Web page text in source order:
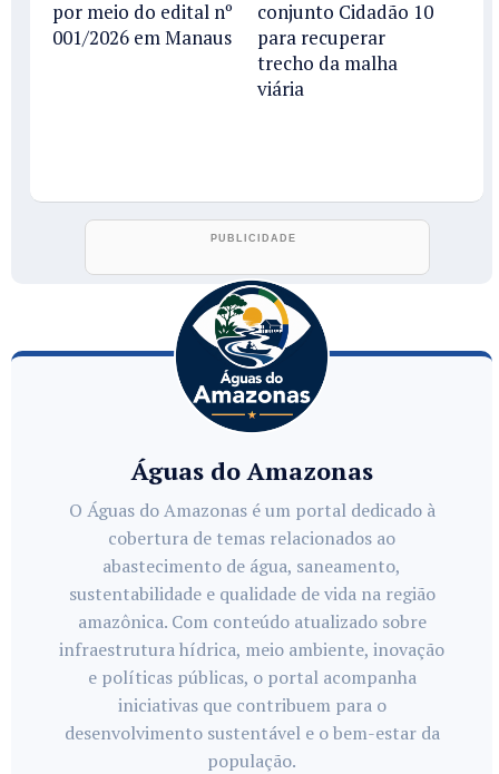
por meio do edital nº
001/2026 em Manaus
conjunto Cidadão 10
para recuperar
trecho da malha
viária
Águas do Amazonas
O Águas do Amazonas é um portal dedicado à
cobertura de temas relacionados ao
abastecimento de água, saneamento,
sustentabilidade e qualidade de vida na região
amazônica. Com conteúdo atualizado sobre
infraestrutura hídrica, meio ambiente, inovação
e políticas públicas, o portal acompanha
iniciativas que contribuem para o
desenvolvimento sustentável e o bem-estar da
população.